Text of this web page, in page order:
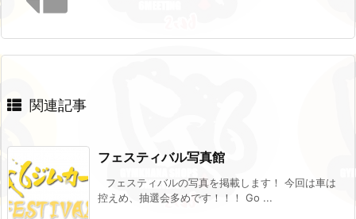
関連記事
フェスティバル写真館
フェスティバルの写真を掲載します！ 今回は車は
控えめ、抽選会多めです！！！ Go ...